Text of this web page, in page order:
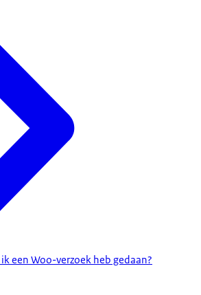
een Woo-verzoek heb gedaan?